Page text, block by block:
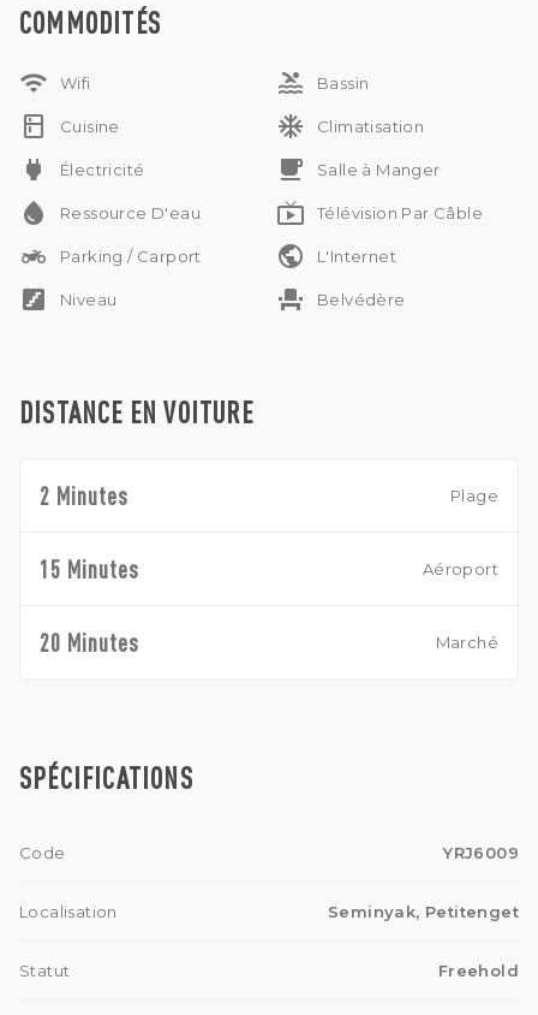
Aucune sous-location autorisée
Location à l'année
COMMODITÉS
wifi Wifi pool Bassin
kitchen Cuisine ac_unit Climatisation
power Électricité free_breakfast Salle à Manger
water_drop Ressource D'eau live_tv Télévision Par Câble
two_wheeler Parking / Carport public L'Internet
stairs Niveau event_seat Belvédère
DISTANCE EN VOITURE
2 Minutes Plage
15 Minutes Aéroport
20 Minutes Marché
SPÉCIFICATIONS
Code YRJ6009
Localisation Seminyak, Petitenget
Statut Freehold